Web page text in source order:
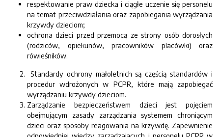
respektowanie praw dziecka i ciągłe uczenie się personelu
na temat przeciwdziałania oraz zapobiegania wyrządzania
krzywdy dzieciom;
ochrona dzieci przed przemocą ze strony osób dorosłych
(rodziców, opiekunów, pracowników placówki) oraz
rówieśników.
Standardy ochrony małoletnich są częścią standardów i
procedur wdrożonych w PCPR, które mają zapobiegać
wyrządzaniu krzywdy dzieciom.
Zarządzanie bezpieczeństwem dzieci jest pojęciem
obejmującym zasady zarządzania systemem chroniącym
dzieci oraz sposoby reagowania na krzywdę. Zapewnienie